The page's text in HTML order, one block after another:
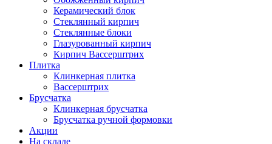
Керамический блок
Стеклянный кирпич
Стеклянные блоки
Глазурованный кирпич
Кирпич Вассерштрих
Плитка
Клинкерная плитка
Вассерштрих
Брусчатка
Клинкерная брусчатка
Брусчатка ручной формовки
Акции
На складе